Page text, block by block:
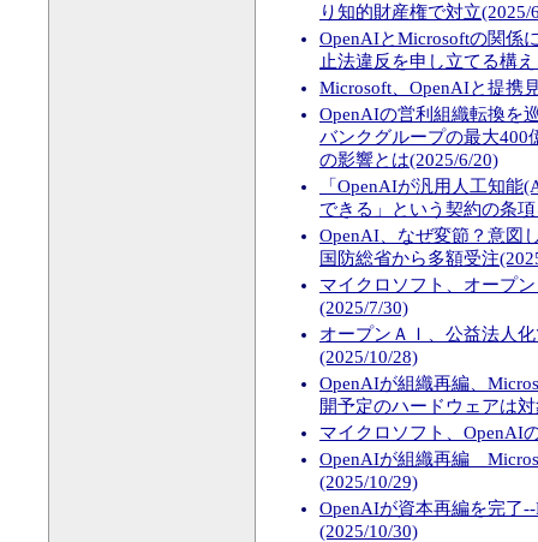
り知的財産権で対立(2025/
OpenAIとMicrosoftの関係
止法違反を申し立てる構
Microsoft、OpenAIと提携
OpenAIの営利組織転換を
バンクグループの最大400
の影響とは(2025/6/20)
「OpenAIが汎用人工知
できる」という契約の条
OpenAI、なぜ変節？意図
国防総省から多額受注
マイクロソフト、オープ
(2025/7/30)
オープンＡＩ、公益法人
(2025/10/28)
OpenAIが組織再編、
開予定のハードウェアは
マイクロソフト、OpenAI
OpenAIが組織再編
(2025/10/29)
OpenAIが資本再編を完了
(2025/10/30)